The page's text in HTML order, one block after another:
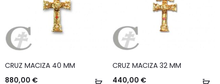
Añadir
CRUZ MACIZA 40 MM
880,00 €
CRUZ MACIZA 32 MM
440,00 €